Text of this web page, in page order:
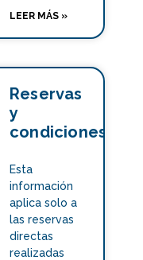
LEER MÁS »
Reservas
y
condiciones
Esta
información
aplica solo a
las reservas
directas
realizadas